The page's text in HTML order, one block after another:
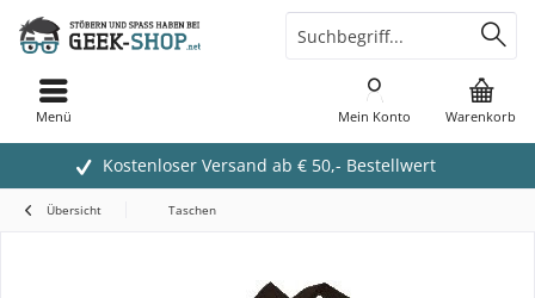
Kostenloser Versand ab € 50,- Bestellwert
Warenkorb
Mein Konto
Menü
Übersicht Taschen